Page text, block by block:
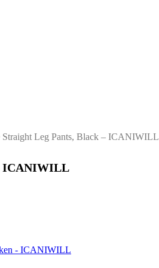
Straight Leg Pants, Black – ICANIWILL
ICANIWILL
- ICANIWILL